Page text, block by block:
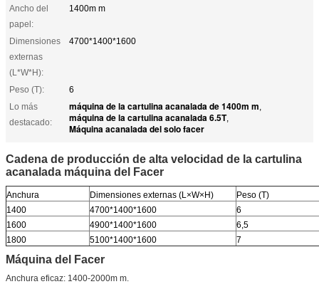
Ancho del
papel:
1400m m
Dimensiones
externas
(L*W*H):
4700*1400*1600
Peso (T):
6
Lo más
destacado:
máquina de la cartulina acanalada de 1400m m,
máquina de la cartulina acanalada 6.5T,
Máquina acanalada del solo facer
Cadena de producción de alta velocidad de la cartulina
acanalada máquina del Facer
Anchura Dimensiones externas (L×W×H)
Peso (T)
1400
4700*1400*1600
6
1600
4900*1400*1600
6,5
1800
5100*1400*1600 7
Máquina del Facer
Anchura eficaz: 1400-2000m m.